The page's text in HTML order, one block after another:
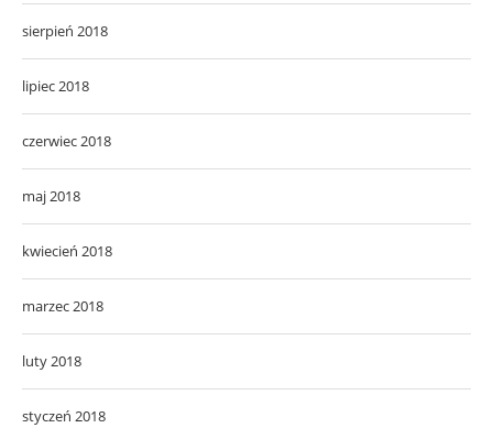
sierpień 2018
lipiec 2018
czerwiec 2018
maj 2018
kwiecień 2018
marzec 2018
luty 2018
styczeń 2018